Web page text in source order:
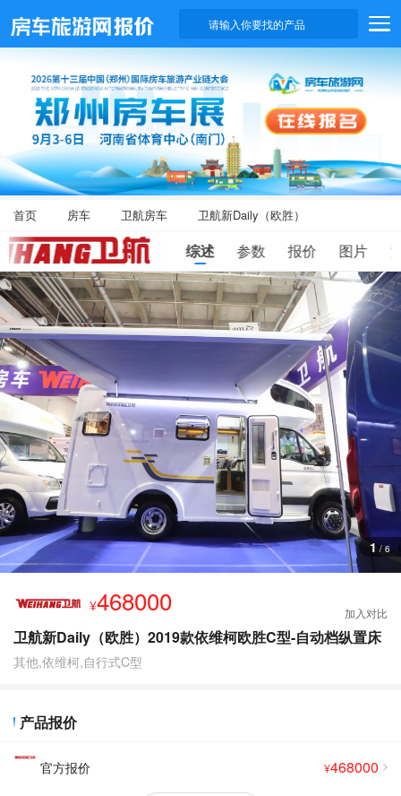
请输入你要找的产品
首页 房车 卫航房车 卫航新Daily（欧胜）
综述 参数 报价 图片
1/6
查
看
片
¥468000
卫航新Daily（欧胜）2019款依维柯欧胜C型-自动档纵置床
其他,依维柯,自行式C型
产品报价
¥468000
官方报价